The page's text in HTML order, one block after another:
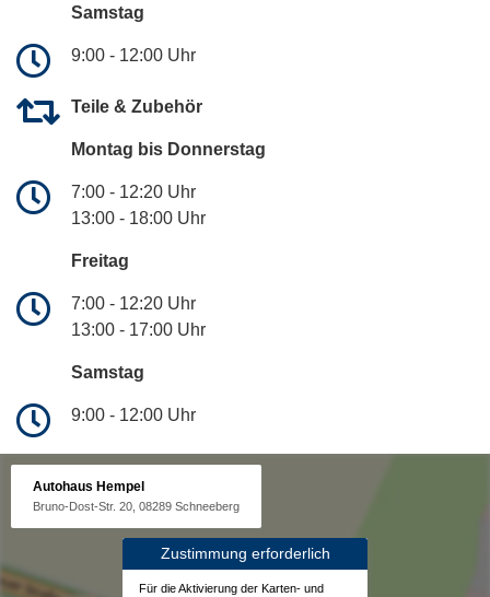
Samstag
9:00 - 12:00 Uhr
Teile & Zubehör
Montag bis Donnerstag
7:00 - 12:20 Uhr
13:00 - 18:00 Uhr
Freitag
7:00 - 12:20 Uhr
13:00 - 17:00 Uhr
Samstag
9:00 - 12:00 Uhr
Autohaus Hempel
Bruno-Dost-Str. 20, 08289 Schneeberg
Zustimmung erforderlich
Für die Aktivierung der Karten- und